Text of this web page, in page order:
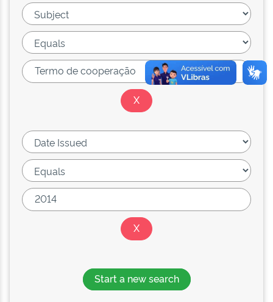
Start a new search